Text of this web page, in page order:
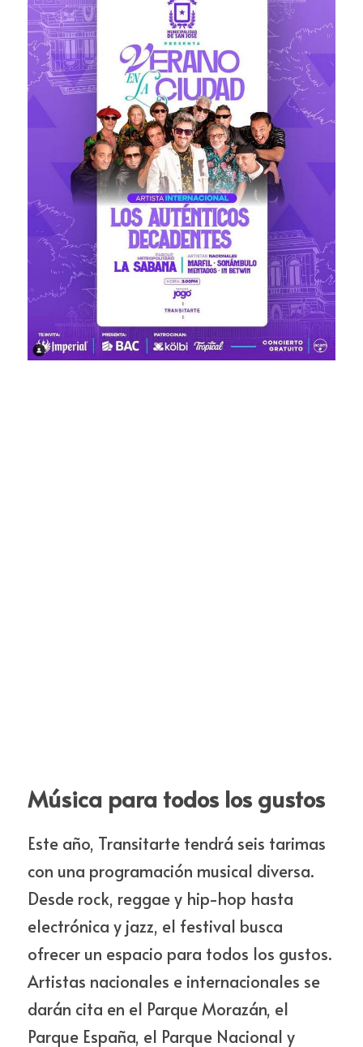
Música para todos los gustos
Este año, Transitarte tendrá seis tarimas
con una programación musical diversa.
Desde rock, reggae y hip-hop hasta
electrónica y jazz, el festival busca
ofrecer un espacio para todos los gustos.
Artistas nacionales e internacionales se
darán cita en el Parque Morazán, el
Parque España, el Parque Nacional y